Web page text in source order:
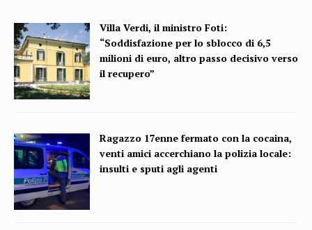
Villa Verdi, il ministro Foti:
“Soddisfazione per lo sblocco di 6,5
milioni di euro, altro passo decisivo verso
il recupero”
Ragazzo 17enne fermato con la cocaina,
venti amici accerchiano la polizia locale:
insulti e sputi agli agenti